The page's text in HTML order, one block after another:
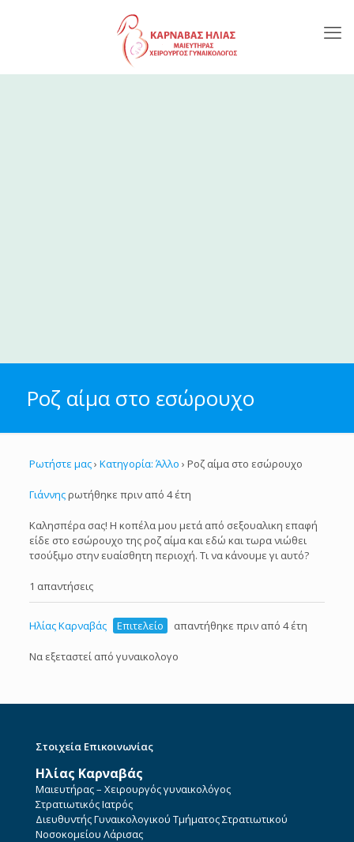
Ροζ αίμα στο εσώρουχο
Ρωτήστε μας› Κατηγορία: Άλλο › Ροζ αίμα στο εσώρουχο
Γιάννηςρωτήθηκε πριν από 4 έτη
Καλησπέρα σας! Η κοπέλα μου μετά από σεξουαλικη επαφή
είδε στο εσώρουχο της ροζ αίμα και εδώ και τωρα νιώθει
τσούξιμο στην ευαίσθητη περιοχή. Τι να κάνουμε γι αυτό?
1 απαντήσεις
Ηλίας Καρναβάς Επιτελείο απαντήθηκε πριν από 4 έτη
Να εξεταστεί από γυναικολογο
Στοιχεία Επικοινωνίας
Ηλίας Καρναβάς
Μαιευτήρας – Χειρουργός γυναικολόγος
Στρατιωτικός Ιατρός
Διευθυντής Γυναικολογικού Τμήματος Στρατιωτικού
Νοσοκομείου Λάρισας